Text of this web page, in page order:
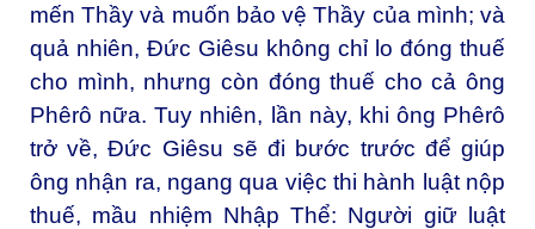
mến Thầy và muốn bảo vệ Thầy của mình; và
quả nhiên, Đức Giêsu không chỉ lo đóng thuế
cho mình, nhưng còn đóng thuế cho cả ông
Phêrô nữa. Tuy nhiên, lần này, khi ông Phêrô
trở về, Đức Giêsu sẽ đi bước trước để giúp
ông nhận ra, ngang qua việc thi hành luật nộp
thuế, mầu nhiệm Nhập Thể: Người giữ luật